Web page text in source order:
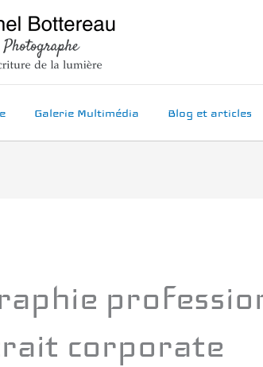
Galerie Multimédia Blog et articles
corporate